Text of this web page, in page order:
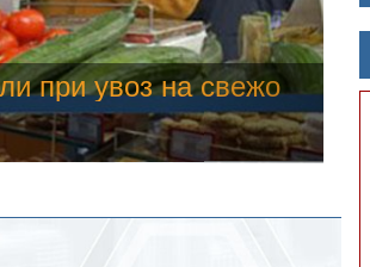
се и за
одредени региони ќе достигне 40